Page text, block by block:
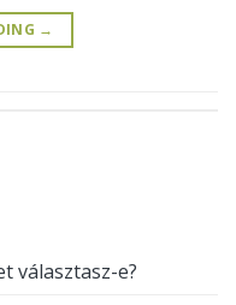
→
választasz-e?